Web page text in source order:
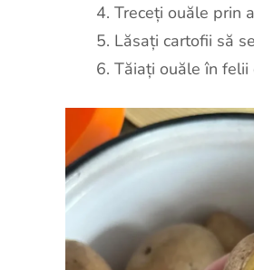
Treceți ouăle prin
Lăsați cartofii să
Tăiați ouăle în felii